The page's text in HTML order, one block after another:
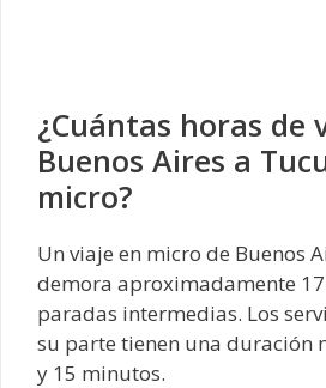
¿Cuántas horas de
Buenos Aires a
micro?
Un viaje en micro de Buenos
demora aproximadamente
paradas intermedias. Los
su parte tienen una duración
y 15 minutos.